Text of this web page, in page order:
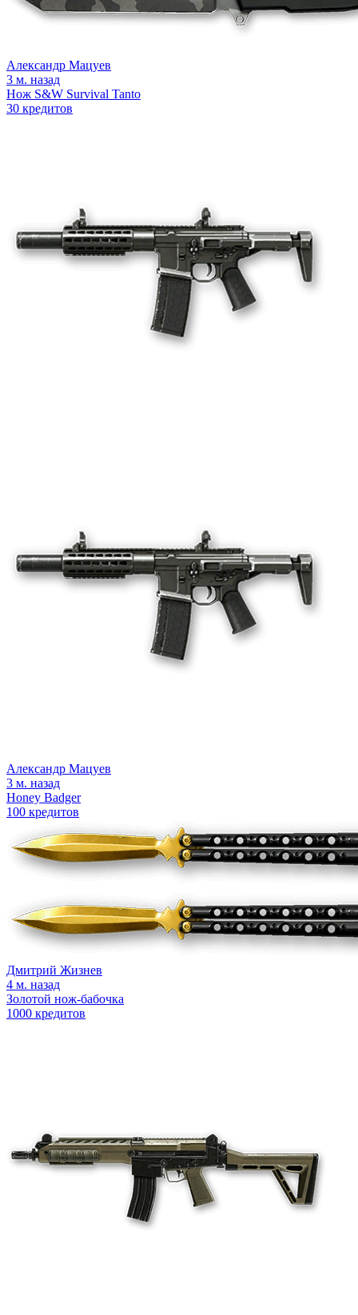
Александр Мацуев
3 м. назад
Нож S&W Survival Tanto
30 кредитов
Александр Мацуев
3 м. назад
Honey Badger
100 кредитов
Дмитрий Жизнев
4 м. назад
Золотой нож-бабочка
1000 кредитов